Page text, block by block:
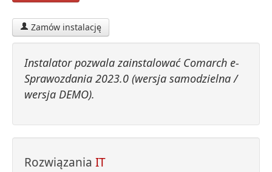
Zamów instalację
Instalator pozwala zainstalować Comarch e-
Sprawozdania 2023.0 (wersja samodzielna /
wersja DEMO).
Rozwiązania IT